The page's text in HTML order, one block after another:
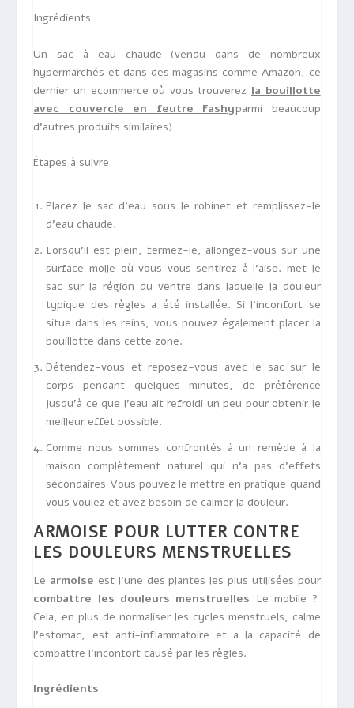
Ingrédients
Un sac à eau chaude (vendu dans de nombreux
hypermarchés et dans des magasins comme Amazon, ce
dernier un ecommerce où vous trouverez la bouillotte
avec couvercle en feutre Fashyparmi beaucoup
d’autres produits similaires)
Étapes à suivre
Placez le sac d’eau sous le robinet et remplissez-le
d’eau chaude.
Lorsqu’il est plein, fermez-le, allongez-vous sur une
surface molle où vous vous sentirez à l’aise.met le
sac sur la région du ventre dans laquelle la douleur
typique des règles a été installée. Si l’inconfort se
situe dans les reins, vous pouvez également placer la
bouillotte dans cette zone.
Détendez-vous et reposez-vous avec le sac sur le
corps pendant quelques minutes, de préférence
jusqu’à ce que l’eau ait refroidi un peu pour obtenir le
meilleur effet possible.
Comme nous sommes confrontés à un remède à la
maison complètement naturel qui n’a pas d’effets
secondaires Vous pouvez le mettre en pratique quand
vous voulez et avez besoin de calmer la douleur.
ARMOISE POUR LUTTER CONTRE
LES DOULEURS MENSTRUELLES
Le armoise est l’une des plantes les plus utilisées pour
combattre les douleurs menstruelles Le mobile ?
Cela, en plus de normaliser les cycles menstruels, calme
l’estomac, est anti-inflammatoire et a la capacité de
combattre l’inconfort causé par les règles.
Ingrédients